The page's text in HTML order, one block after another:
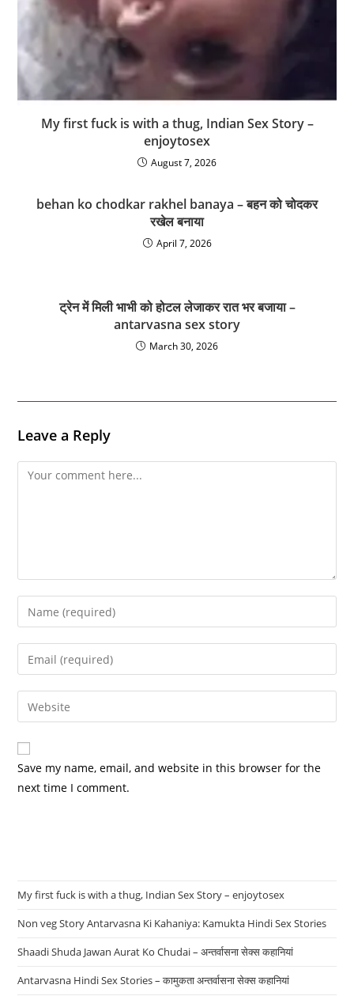
My first fuck is with a thug, Indian Sex Story –
enjoytosex
August 7, 2026
behan ko chodkar rakhel banaya – बहन को चोदकर
रखेल बनाया
April 7, 2026
ट्रेन में मिली भाभी को होटल लेजाकर रात भर बजाया –
antarvasna sex story
March 30, 2026
Leave a Reply
Comment
Enter
your
name
comment
Enter
your
email
address
comment
Enter
your
website
URL
(optional)
Save my name, email, and website in this browser for the
next time I comment.
My first fuck is with a thug, Indian Sex Story – enjoytosex
Non veg Story Antarvasna Ki Kahaniya: Kamukta Hindi Sex Stories
Shaadi Shuda Jawan Aurat Ko Chudai – अन्तर्वासना सेक्स कहानियां
Antarvasna Hindi Sex Stories – कामुकता अन्तर्वासना सेक्स कहानियां